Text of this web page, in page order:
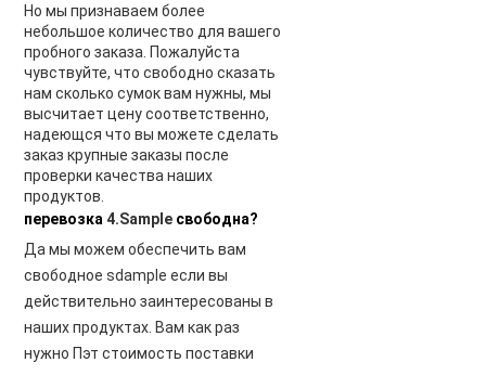
Но мы признаваем более
небольшое количество для вашего
пробного заказа. Пожалуйста
чувствуйте, что свободно сказать
нам сколько сумок вам нужны, мы
высчитает цену соответственно,
надеющся что вы можете сделать
заказ крупные заказы после
проверки качества наших
продуктов.
перевозка 4.Sample свободна?
Да мы можем обеспечить вам
свободное sdample если вы
действительно заинтересованы в
наших продуктах. Вам как раз
нужно Пэт стоимость поставки